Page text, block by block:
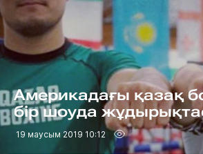
Америкадағы қазақ
бір шоуда
19 маусым 2019 10:12